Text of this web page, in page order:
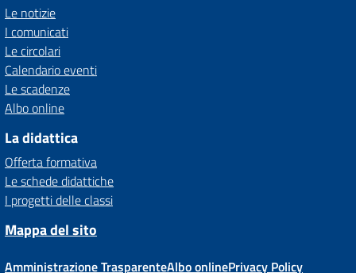
Le notizie
I comunicati
Le circolari
Calendario eventi
Le scadenze
Albo online
La didattica
Offerta formativa
Le schede didattiche
I progetti delle classi
Mappa del sito
Amministrazione TrasparenteAlbo onlinePrivacy Policy